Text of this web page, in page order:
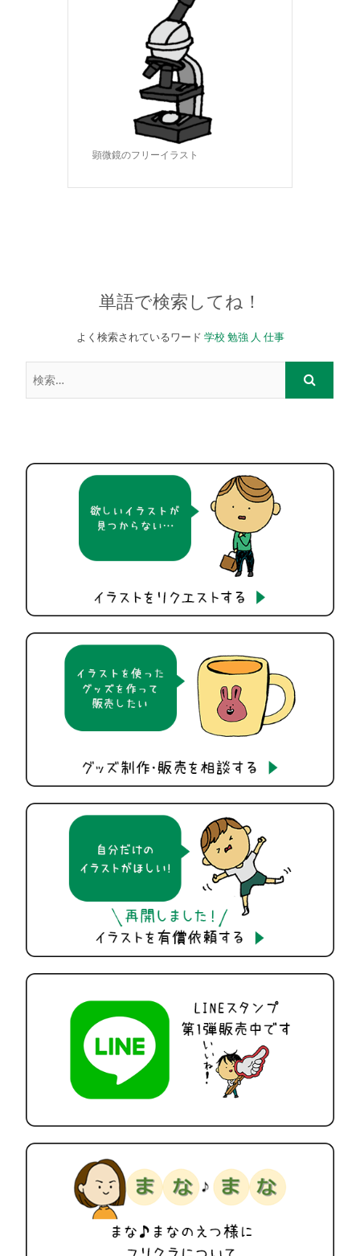
顕微鏡のフリーイラスト
単語で検索してね！
よく検索されているワード 学校 勉強 人 仕事